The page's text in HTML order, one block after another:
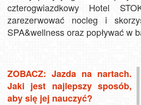
czterogwiazdkowy Hotel
zarezerwować nocleg i
SPA&wellness oraz popływać w
ZOBACZ: Jazda na nartach.
Jaki jest najlepszy sposób,
aby się jej nauczyć?